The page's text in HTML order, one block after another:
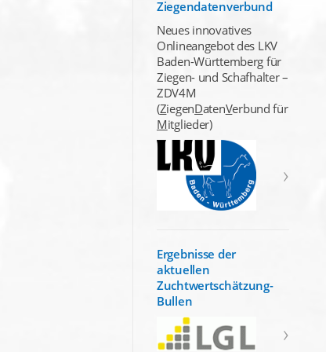
Ziegendatenverbund
Neues innovatives
Onlineangebot des LKV
Baden-Württemberg für
Ziegen- und Schafhalter –
ZDV4M
(ZiegenDatenVerbund für
Mitglieder)
Ergebnisse der
aktuellen
Zuchtwertschätzung-
Bullen